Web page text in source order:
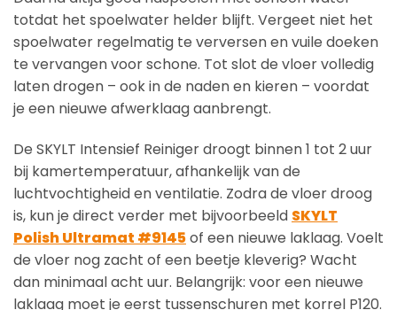
totdat het spoelwater helder blijft. Vergeet niet het
spoelwater regelmatig te verversen en vuile doeken
te vervangen voor schone. Tot slot de vloer volledig
laten drogen – ook in de naden en kieren – voordat
je een nieuwe afwerklaag aanbrengt.
De SKYLT Intensief Reiniger droogt binnen 1 tot 2 uur
bij kamertemperatuur, afhankelijk van de
luchtvochtigheid en ventilatie. Zodra de vloer droog
is, kun je direct verder met bijvoorbeeld SKYLT
Polish Ultramat #9145of een nieuwe laklaag. Voelt
de vloer nog zacht of een beetje kleverig? Wacht
dan minimaal acht uur. Belangrijk: voor een nieuwe
laklaag moet je eerst tussenschuren met korrel P120.